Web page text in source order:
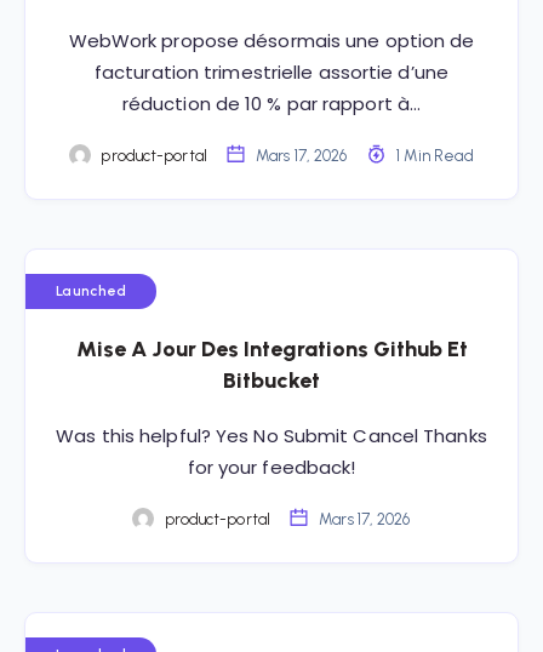
WebWork propose désormais une option de
facturation trimestrielle assortie d’une
réduction de 10 % par rapport à…
product-portal Mars 17, 2026 1 Min Read
Launched
Mise A Jour Des Integrations Github Et
Bitbucket
Was this helpful? Yes No Submit Cancel Thanks
for your feedback!
product-portal Mars 17, 2026